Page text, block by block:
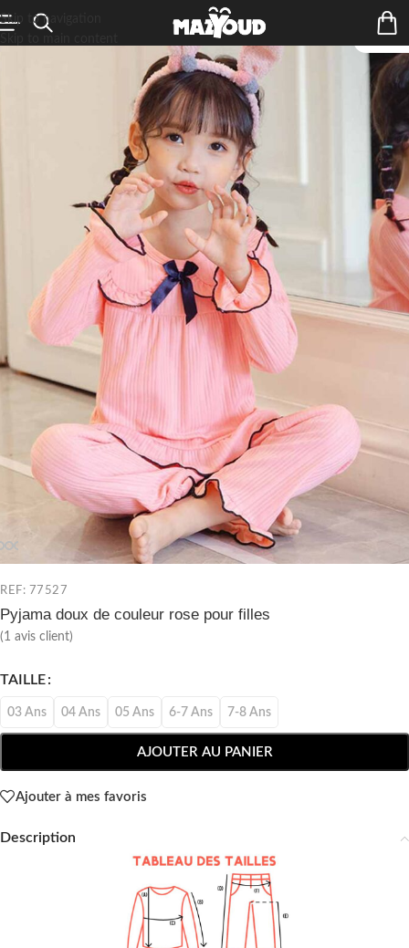
Skip to navigation
REF: 77527
Pyjama doux de couleur rose pour filles
(1 avis client)
TAILLE
03 Ans 04 Ans 05 Ans 6-7 Ans 7-8 Ans
AJOUTER AU PANIER
Ajouter à mes favoris
Description